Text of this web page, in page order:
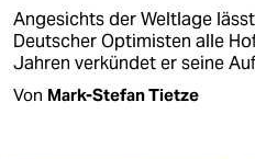
Angesichts der Weltlage
Deutscher Optimisten alle
Jahren verkündet er seine
Von Mark-Stefan Tietze